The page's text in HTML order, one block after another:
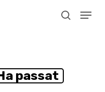
search
Menu
passat